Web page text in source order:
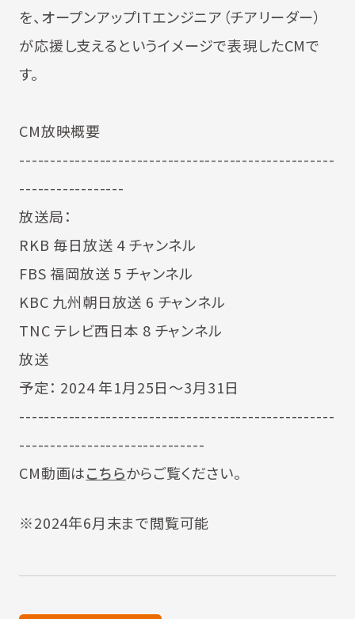
を、オープンアップITエンジニア（チアリーダー）
が応援し支えるというイメージで表現したCMで
す。
CM放映概要
---------------------------------------------------
-----------------
放送局：
RKB 毎日放送 4 チャンネル
FBS 福岡放送 5 チャンネル
KBC 九州朝日放送 6 チャンネル
TNC テレビ西日本 8 チャンネル
放送
予定： 2024 年1月25日～3月31日
---------------------------------------------------
------------------------------
CM動画はこちらからご覧ください。
※2024年6月末まで閲覧可能